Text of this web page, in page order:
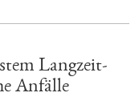
Langzeit-
Anfälle